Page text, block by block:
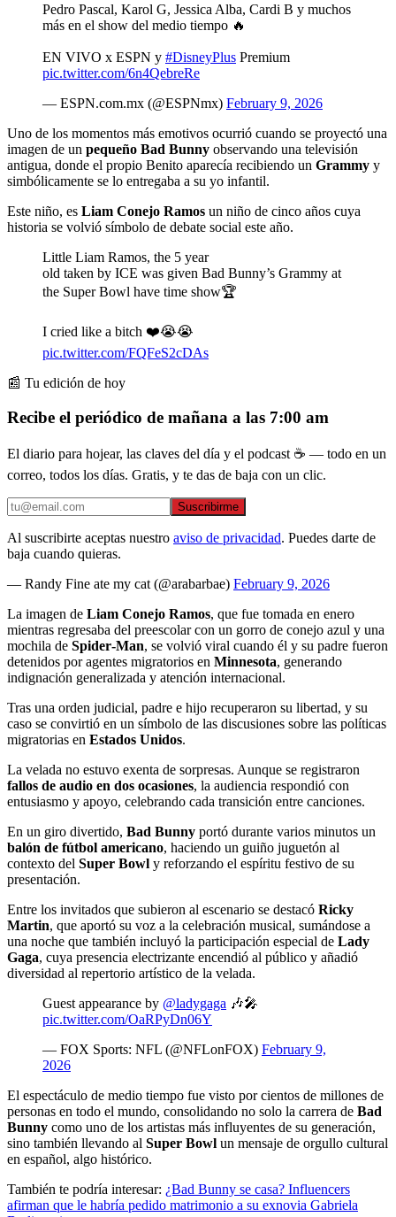
Pedro Pascal, Karol G, Jessica Alba, Cardi B y muchos
más en el show del medio tiempo 🔥
EN VIVO x ESPN y #DisneyPlus Premium
pic.twitter.com/6n4QebreRe
— ESPN.com.mx (@ESPNmx) February 9, 2026
Uno de los momentos más emotivos ocurrió cuando se proyectó una
imagen de un pequeño Bad Bunny observando una televisión
antigua, donde el propio Benito aparecía recibiendo un Grammy y
simbólicamente se lo entregaba a su yo infantil.
Este niño, es Liam Conejo Ramos un niño de cinco años cuya
historia se volvió símbolo de debate social este año.
Little Liam Ramos, the 5 year
old taken by ICE was given Bad Bunny’s Grammy at
the Super Bowl have time show🏆
I cried like a bitch ❤️😭😭
pic.twitter.com/FQFeS2cDAs
📰 Tu edición de hoy
Recibe el periódico de mañana a las 7:00 am
El diario para hojear, las claves del día y el podcast ☕ — todo en un
correo, todos los días. Gratis, y te das de baja con un clic.
Suscribirme
Al suscribirte aceptas nuestro aviso de privacidad. Puedes darte de
baja cuando quieras.
— Randy Fine ate my cat (@arabarbae) February 9, 2026
La imagen de Liam Conejo Ramos, que fue tomada en enero
mientras regresaba del preescolar con un gorro de conejo azul y una
mochila de Spider‑Man, se volvió viral cuando él y su padre fueron
detenidos por agentes migratorios en Minnesota, generando
indignación generalizada y atención internacional.
Tras una orden judicial, padre e hijo recuperaron su libertad, y su
caso se convirtió en un símbolo de las discusiones sobre las políticas
migratorias en Estados Unidos.
La velada no estuvo exenta de sorpresas. Aunque se registraron
fallos de audio en dos ocasiones, la audiencia respondió con
entusiasmo y apoyo, celebrando cada transición entre canciones.
En un giro divertido, Bad Bunny portó durante varios minutos un
balón de fútbol americano, haciendo un guiño juguetón al
contexto del Super Bowl y reforzando el espíritu festivo de su
presentación.
Entre los invitados que subieron al escenario se destacó Ricky
Martin, que aportó su voz a la celebración musical, sumándose a
una noche que también incluyó la participación especial de Lady
Gaga, cuya presencia electrizante encendió al público y añadió
diversidad al repertorio artístico de la velada.
Guest appearance by @ladygaga 🎶🎤
pic.twitter.com/OaRPyDn06Y
— FOX Sports: NFL (@NFLonFOX) February 9,
2026
El espectáculo de medio tiempo fue visto por cientos de millones de
personas en todo el mundo, consolidando no solo la carrera de Bad
Bunny como uno de los artistas más influyentes de su generación,
sino también llevando al Super Bowl un mensaje de orgullo cultural
en español, algo histórico.
También te podría interesar: ¿Bad Bunny se casa? Influencers
afirman que le habría pedido matrimonio a su exnovia Gabriela